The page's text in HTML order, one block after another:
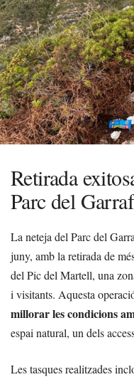
Retirada
Parc del Garraf
La neteja del Parc del
juny, amb la retirada de
del Pic del Martell, una
i visitants. Aquesta
millorar les condicions
espai natural, un dels
Les tasques realitzades